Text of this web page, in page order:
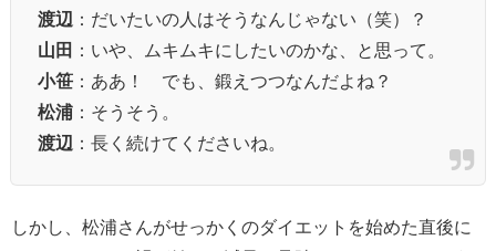
渡辺
：だいたいの人はそうなんじゃない（笑）？
山田
：いや、ムキムキにしたいのかな、と思って。
小笹 ：ああ！ でも、鍛えつつなんだよね？
松浦 ：そうそう。
渡辺
：長く続けてくださいね。
しかし、松浦さんがせっかくのダイエットを始めた直後に